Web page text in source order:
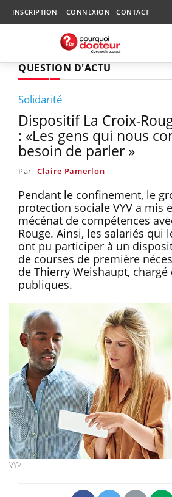
INSCRIPTION CONNEXION CONTACT
QUESTION D'ACTU
Solidarité
Dispositif La Croix-
: «Les gens qui nous
besoin de parler »
Par Claire Pamerlon
Pendant le confinement, le
protection sociale VYV a mis
mécénat de compétences
Rouge. Ainsi, les salariés qui
ont pu participer à un
de courses de première
de Thierry Weishaupt,
publiques.
VYV